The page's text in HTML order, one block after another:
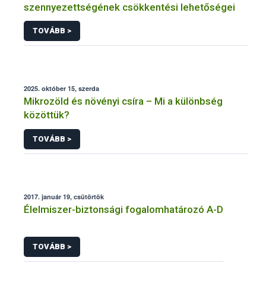
szennyezettségének csökkentési lehetőségei
TOVÁBB >
2025. október 15, szerda
Mikrozöld és növényi csíra – Mi a különbség
közöttük?
TOVÁBB >
2017. január 19, csütörtök
Élelmiszer-biztonsági fogalomhatározó A-D
TOVÁBB >